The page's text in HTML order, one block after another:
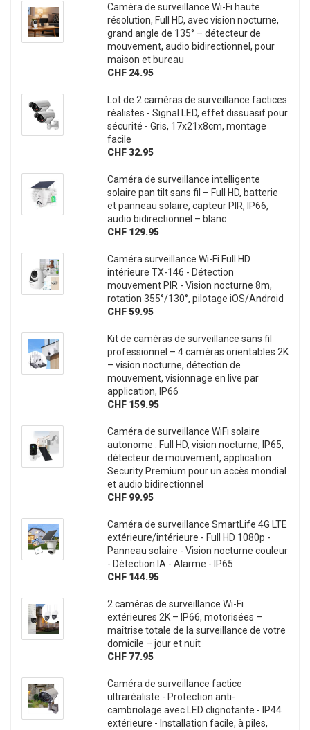
Caméra de surveillance Wi-Fi haute
résolution, Full HD, avec vision nocturne,
grand angle de 135° – détecteur de
mouvement, audio bidirectionnel, pour
maison et bureau
CHF 24.95
Lot de 2 caméras de surveillance factices
réalistes - Signal LED, effet dissuasif pour
sécurité - Gris, 17x21x8cm, montage
facile
CHF 32.95
Caméra de surveillance intelligente
solaire pan tilt sans fil – Full HD, batterie
et panneau solaire, capteur PIR, IP66,
audio bidirectionnel – blanc
CHF 129.95
Caméra surveillance Wi-Fi Full HD
intérieure TX-146 - Détection
mouvement PIR - Vision nocturne 8m,
rotation 355°/130°, pilotage iOS/Android
CHF 59.95
Kit de caméras de surveillance sans fil
professionnel – 4 caméras orientables 2K
– vision nocturne, détection de
mouvement, visionnage en live par
application, IP66
CHF 159.95
Caméra de surveillance WiFi solaire
autonome : Full HD, vision nocturne, IP65,
détecteur de mouvement, application
Security Premium pour un accès mondial
et audio bidirectionnel
CHF 99.95
Caméra de surveillance SmartLife 4G LTE
extérieure/intérieure - Full HD 1080p -
Panneau solaire - Vision nocturne couleur
- Détection IA - Alarme - IP65
CHF 144.95
2 caméras de surveillance Wi-Fi
extérieures 2K – IP66, motorisées –
maîtrise totale de la surveillance de votre
domicile – jour et nuit
CHF 77.95
Caméra de surveillance factice
ultraréaliste - Protection anti-
cambriolage avec LED clignotante - IP44
extérieure - Installation facile, à piles,